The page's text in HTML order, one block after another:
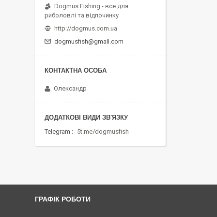
Dogmus Fishing - все для
риболовлі та відпочинку
http://dogmus.com.ua
dogmusfish@gmail.com
Олександр
Telegram 5t.me/dogmusfish
ГРАФІК РОБОТИ